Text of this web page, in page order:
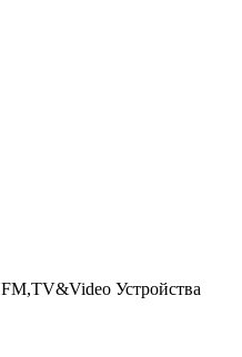
FM,TV&Video Устройства